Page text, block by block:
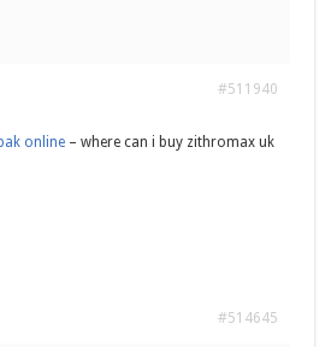
#511940
online– where can i buy zithromax uk
#514645